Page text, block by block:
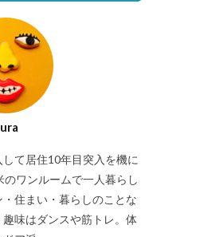
て居住10年目突入を機に
ワンルームで一人暮らし
住まい・暮らしのことな
味はダンスや筋トレ。体